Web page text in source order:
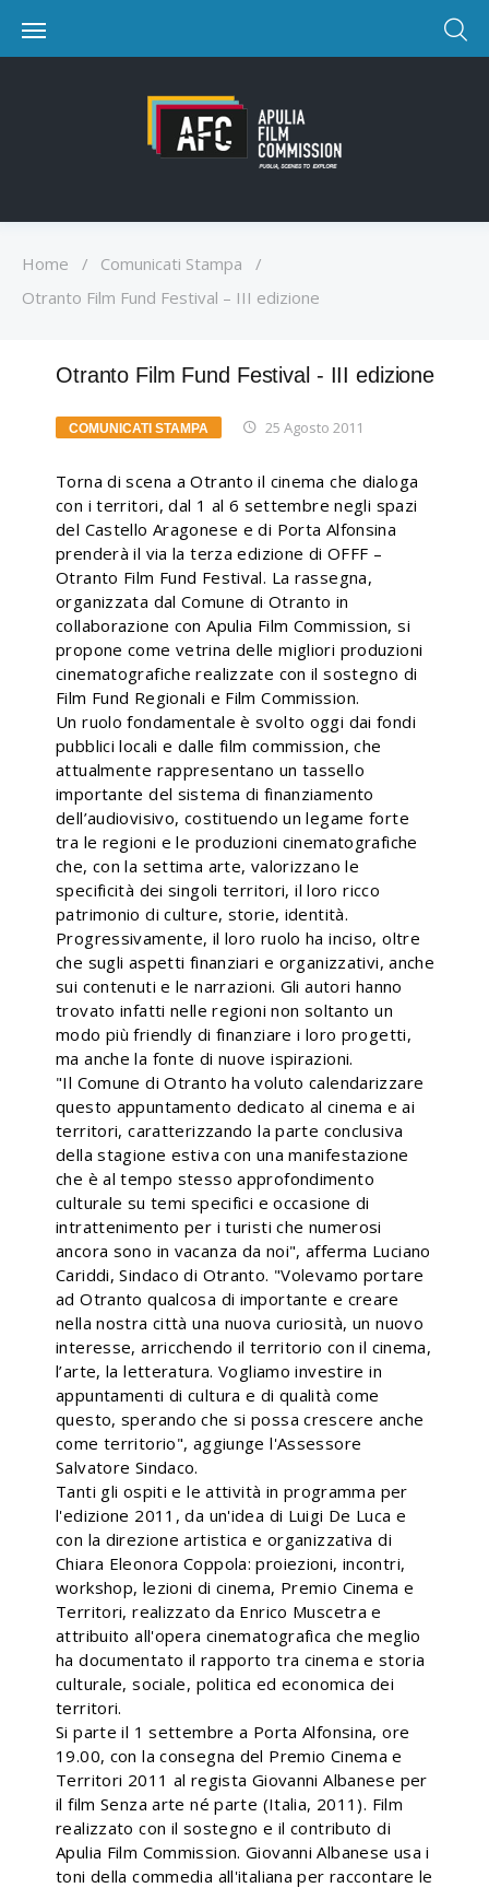
Home / Comunicati Stampa
/
Otranto Film Fund Festival – III edizione
Otranto Film Fund Festival - III edizione
COMUNICATI STAMPA 25 Agosto 2011
Torna di scena a Otranto il cinema che dialoga
con i territori, dal 1 al 6 settembre negli spazi
del Castello Aragonese e di Porta Alfonsina
prenderà il via la terza edizione di OFFF –
Otranto Film Fund Festival. La rassegna,
organizzata dal Comune di Otranto in
collaborazione con Apulia Film Commission, si
propone come vetrina delle migliori produzioni
cinematografiche realizzate con il sostegno di
Film Fund Regionali e Film Commission.
Un ruolo fondamentale è svolto oggi dai fondi
pubblici locali e dalle film commission, che
attualmente rappresentano un tassello
importante del sistema di finanziamento
dell’audiovisivo, costituendo un legame forte
tra le regioni e le produzioni cinematografiche
che, con la settima arte, valorizzano le
specificità dei singoli territori, il loro ricco
patrimonio di culture, storie, identità.
Progressivamente, il loro ruolo ha inciso, oltre
che sugli aspetti finanziari e organizzativi, anche
sui contenuti e le narrazioni. Gli autori hanno
trovato infatti nelle regioni non soltanto un
modo più friendly di finanziare i loro progetti,
ma anche la fonte di nuove ispirazioni.
"Il Comune di Otranto ha voluto calendarizzare
questo appuntamento dedicato al cinema e ai
territori, caratterizzando la parte conclusiva
della stagione estiva con una manifestazione
che è al tempo stesso approfondimento
culturale su temi specifici e occasione di
intrattenimento per i turisti che numerosi
ancora sono in vacanza da noi", afferma Luciano
Cariddi, Sindaco di Otranto. "Volevamo portare
ad Otranto qualcosa di importante e creare
nella nostra città una nuova curiosità, un nuovo
interesse, arricchendo il territorio con il cinema,
l’arte, la letteratura. Vogliamo investire in
appuntamenti di cultura e di qualità come
questo, sperando che si possa crescere anche
come territorio", aggiunge l'Assessore
Salvatore Sindaco.
Tanti gli ospiti e le attività in programma per
l'edizione 2011, da un'idea di Luigi De Luca e
con la direzione artistica e organizzativa di
Chiara Eleonora Coppola: proiezioni, incontri,
workshop, lezioni di cinema, Premio Cinema e
Territori, realizzato da Enrico Muscetra e
attribuito all'opera cinematografica che meglio
ha documentato il rapporto tra cinema e storia
culturale, sociale, politica ed economica dei
territori.
Si parte il 1 settembre a Porta Alfonsina, ore
19.00, con la consegna del Premio Cinema e
Territori 2011 al regista Giovanni Albanese per
il film Senza arte né parte (Italia, 2011). Film
realizzato con il sostegno e il contributo di
Apulia Film Commission. Giovanni Albanese usa i
toni della commedia all'italiana per raccontare le